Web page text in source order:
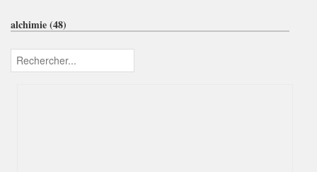
alchimie (48)